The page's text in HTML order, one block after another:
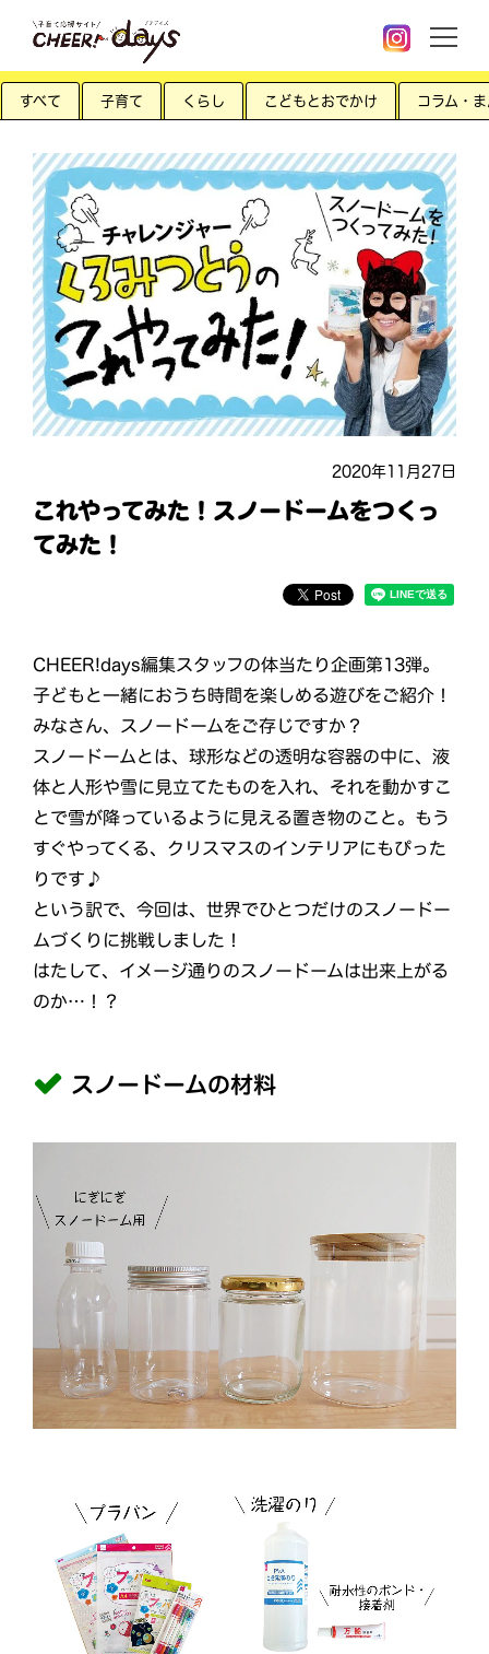
すべて 子育て くらし こどもとおでかけ コラム・
2020年11月27日
これやってみた！スノードームをつくっ
てみた！
CHEER!days編集スタッフの体当たり企画第13弾。
子どもと一緒におうち時間を楽しめる遊びをご紹介！
みなさん、スノードームをご存じですか？
スノードームとは、球形などの透明な容器の中に、液
体と人形や雪に見立てたものを入れ、それを動かすこ
とで雪が降っているように見える置き物のこと。もう
すぐやってくる、クリスマスのインテリアにもぴった
りです♪
という訳で、今回は、世界でひとつだけのスノードー
ムづくりに挑戦しました！
はたして、イメージ通りのスノードームは出来上がる
のか…！？
スノードームの材料